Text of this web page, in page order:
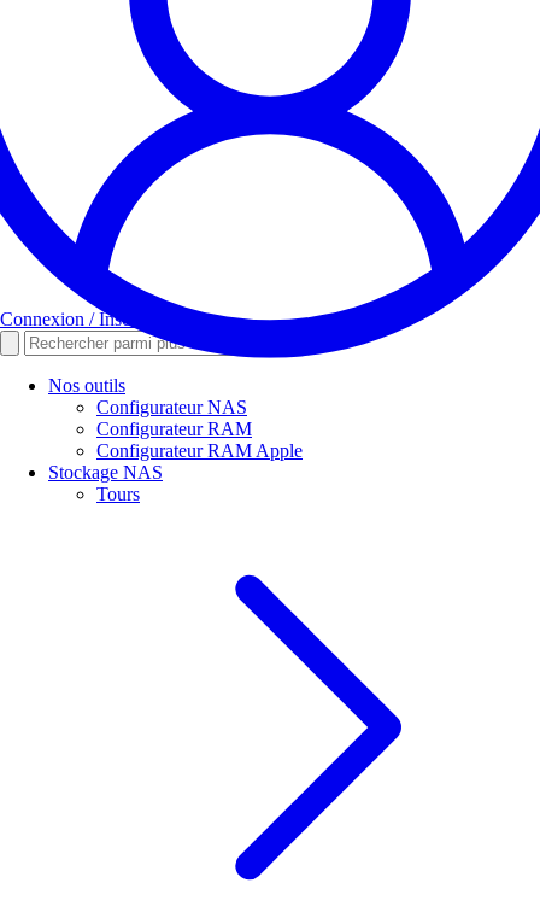
Connexion / Inscription
Nos outils
Configurateur NAS
Configurateur RAM
Configurateur RAM Apple
Stockage NAS
Tours